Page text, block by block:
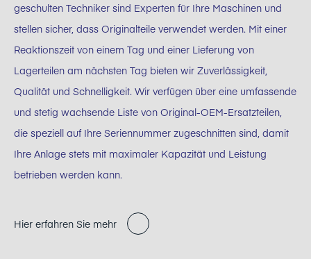
geschulten Techniker sind Experten für Ihre Maschinen und
stellen sicher, dass Originalteile verwendet werden. Mit einer
Reaktionszeit von einem Tag und einer Lieferung von
Lagerteilen am nächsten Tag bieten wir Zuverlässigkeit,
Qualität und Schnelligkeit. Wir verfügen über eine umfassende
und stetig wachsende Liste von Original-OEM-Ersatzteilen,
die speziell auf Ihre Seriennummer zugeschnitten sind, damit
Ihre Anlage stets mit maximaler Kapazität und Leistung
betrieben werden kann.
Hier erfahren Sie mehr